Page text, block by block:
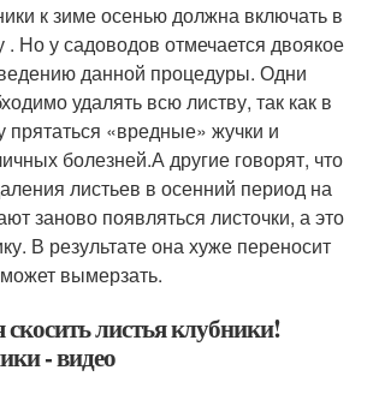
к зиме осенью должна включать в
. Но у садоводов отмечается двоякое
данной процедуры. Одни
удалять всю листву, так как в
прятаться «вредные» жучки и
болезней.А другие говорят, что
листьев в осенний период на
заново появляться листочки, а это
В результате она хуже переносит
вымерзать.
листья клубники!
-видео